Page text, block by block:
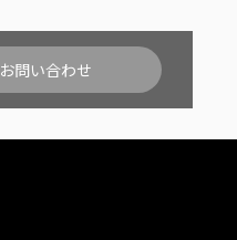
お問い合わせ